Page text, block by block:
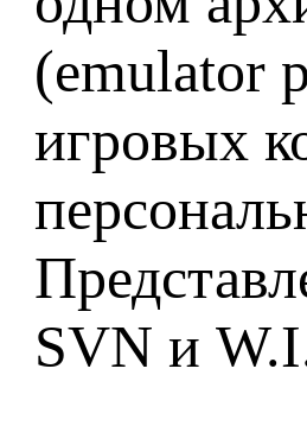
(emulator
игровых
SVN и